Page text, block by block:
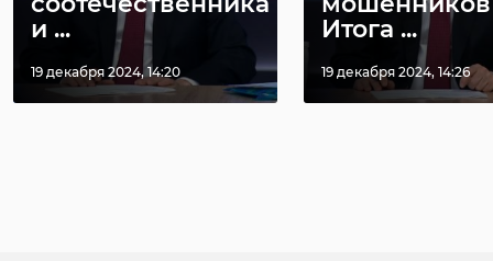
и ...
19 декабря 2024, 14:20
Итога ...
19 декабря 2024, 14:26